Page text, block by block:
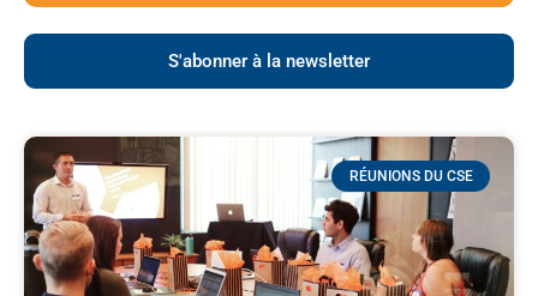
S'abonner à la newsletter
RÉUNIONS DU CSE
g
e e e
e